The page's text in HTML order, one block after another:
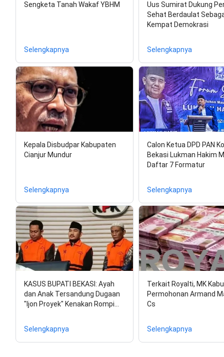
Sengketa Tanah Wakaf YBHM
Selengkapnya
Uus Sumirat Dukung
Sehat Berdaulat
Kempat Demokrasi
Selengkapnya
Kepala Disbudpar Kabupaten
Cianjur Mundur
Selengkapnya
Calon Ketua DPD PAN
Bekasi Lukman Hakim
Daftar 7 Formatur
Selengkapnya
KASUS BUPATI BEKASI: Ayah
dan Anak Tersandung Dugaan
"Ijon Proyek" Kenakan Rompi…
Selengkapnya
Terkait Royalti, MK
Permohonan Armand
Cs
Selengkapnya